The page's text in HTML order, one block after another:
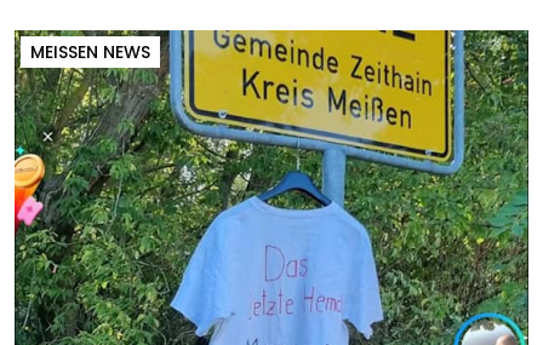
MEISSEN NEWS